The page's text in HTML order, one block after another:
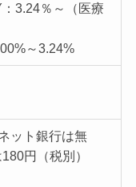
3.24％～（医療
～3.24%
ット銀行は無
円（税別）